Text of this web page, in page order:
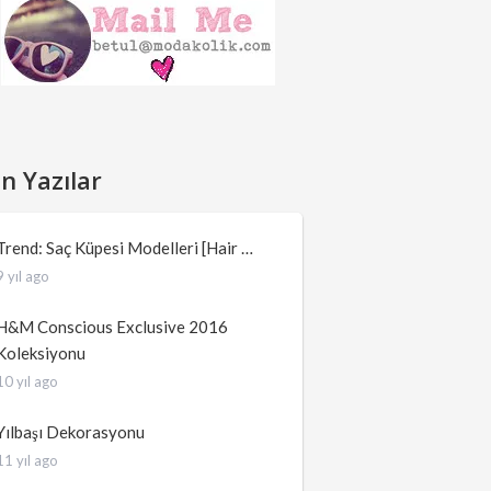
Yazılar
Saç Küpesi Modelleri [Hair …
yıl ago
Conscious Exclusive 2016
yıl ago
Dekorasyonu
yıl ago